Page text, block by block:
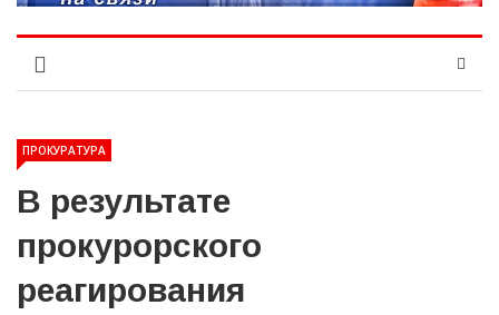
ПРОКУРАТУРА
В результате
прокурорского
реагирования